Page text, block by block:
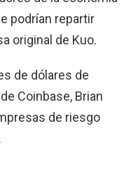
podrían repartir
original de Kuo.
de dólares de
Coinbase, Brian
de riesgo